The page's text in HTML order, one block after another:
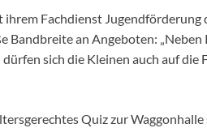
ihrem Fachdienst
Bandbreite an Angeboten:
sich die Kleinen auch auf die
Quiz zur